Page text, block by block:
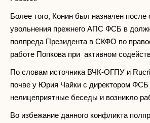
Более того, Конин был назначен после
увольнения прежнего АПС ФСБ в
полпреда Президента в СКФО по
работе Попкова при активном
По словам источника ВЧК-ОГПУ и
почве у Юрия Чайки с директором ФСБ
нелицеприятные беседы и возникло
Во избежание данного конфликта